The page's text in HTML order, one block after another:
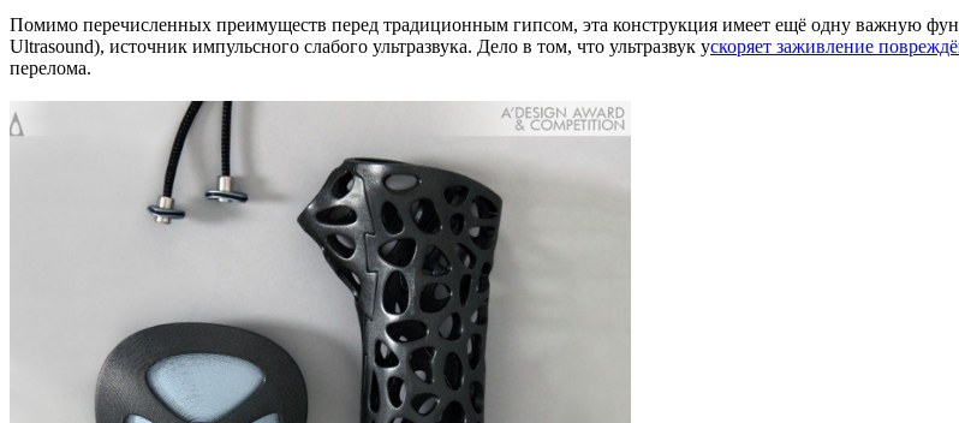
Помимо перечисленных преимуществ перед традиционным гипсом, эта конструкция имеет ещё одну важную
Ultrasound), источник импульсного слабого ультразвука. Дело в том, что ультразвук ускоряет заживление
перелома.